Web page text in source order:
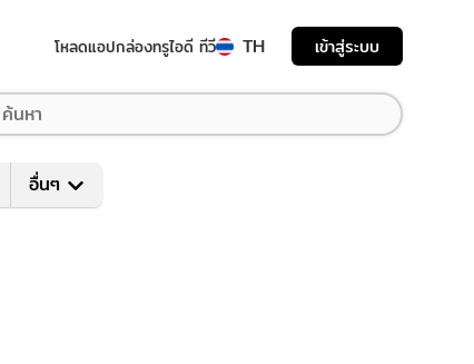
โหลดแอปกล่องทรูไอดี ทีวี TH เข้าสู่ระบบ
อื่นๆ